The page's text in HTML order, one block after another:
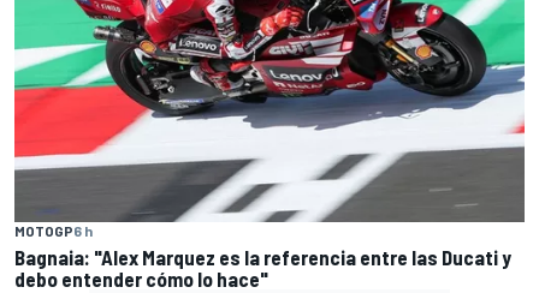
MOTOGP6 h
Bagnaia: "Alex Marquez es la referencia entre las Ducati y
debo entender cómo lo hace"